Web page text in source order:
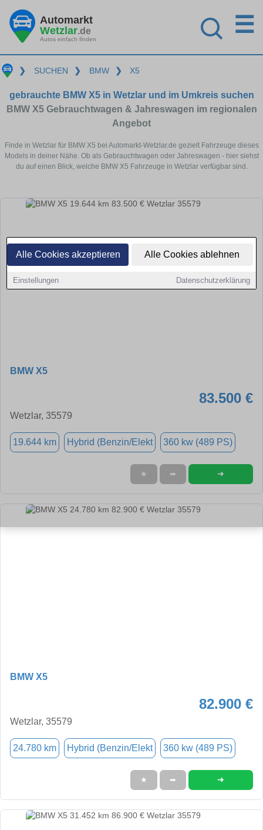
Alle Cookies akzeptieren Alle Cookies ablehnen
Einstellungen Datenschutzerklärung
Automarkt
Wetzlar.de
Autos einfach finden
☰
❯ SUCHEN ❯ BMW ❯ X5
gebrauchte BMW X5 in Wetzlar und im Umkreis suchen
BMW X5 Gebrauchtwagen & Jahreswagen im regionalen
Angebot
Finde in Wetzlar für BMW X5 bei Automarkt-Wetzlar.de gezielt Fahrzeuge dieses
Models in deiner Nähe. Ob als Gebrauchtwagen oder Jahreswagen - hier siehst
du auf einen Blick, welche BMW X5 Fahrzeuge in Wetzlar verfügbar sind.
BMW X5
83.500 €
Wetzlar, 35579
19.644 km Hybrid (Benzin/Elekt 360 kw (489 PS)
★ ➦ ➜
BMW X5
82.900 €
Wetzlar, 35579
24.780 km Hybrid (Benzin/Elekt 360 kw (489 PS)
★ ➦ ➜